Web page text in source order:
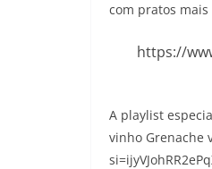
com pratos
https://
A playlist
vinho Grenache